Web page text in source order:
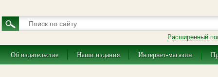
Расширенный
Об издательстве Наши издания Интернет-магазин